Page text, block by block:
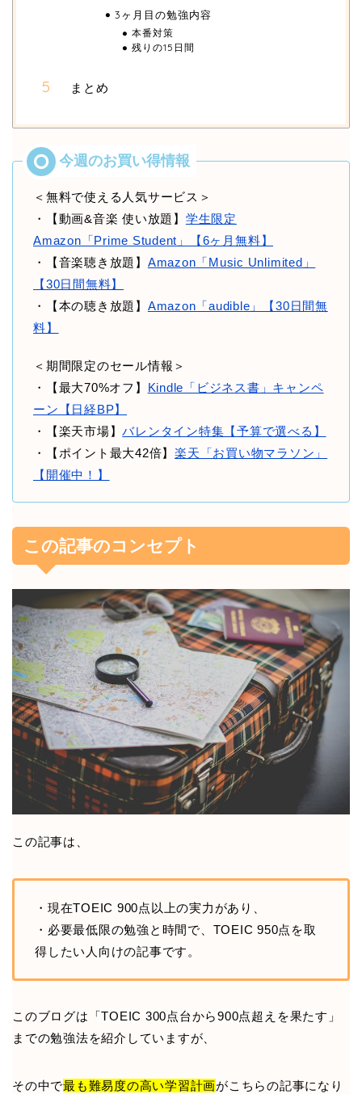
3ヶ月目の勉強内容
本番対策
残りの15日間
まとめ
＜無料で使える人気サービス＞
・【動画&音楽 使い放題】 学生限定
Amazon「Prime Student」【6ヶ月無料】
・【音楽聴き放題】 Amazon「Music Unlimited」
【30日間無料】
・【本の聴き放題】 Amazon「audible」【30日間無
料】
＜期間限定のセール情報＞
・【最大70%オフ】 Kindle「ビジネス書」キャンペ
ーン【日経BP】
・【楽天市場】バレンタイン特集【予算で選べる】
・【ポイント最大42倍】楽天「お買い物マラソン」
【開催中！】
この記事のコンセプト
この記事は、
・現在TOEIC 900点以上の実力があり、
・必要最低限の勉強と時間で、TOEIC 950点を取
得したい人向けの記事です。
このブログは「TOEIC 300点台から900点超えを果たす」
までの勉強法を紹介していますが、
その中で最も難易度の高い学習計画がこちらの記事になり